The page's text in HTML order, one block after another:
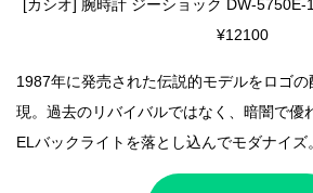
[カシオ] 腕時計 ジーショック DW-
¥12100
1987年に発売された伝説的モデルをロゴ
現。過去のリバイバルではなく、暗闇で優
ELバックライトを落とし込んでモダナイズ。